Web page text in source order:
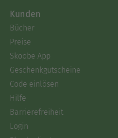
Kunden
Bücher
Preise
Skoobe App
Geschenkgutscheine
Code einlösen
Hilfe
Barrierefreiheit
Login